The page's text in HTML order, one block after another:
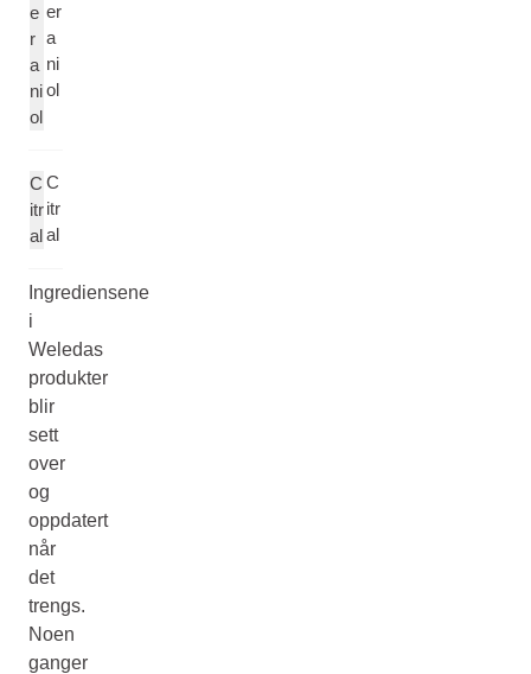
e
r
a
ni
ol
er
a
ni
ol
C
itr
al
C
itr
al
Ingrediensene
i
Weledas
produkter
blir
sett
over
og
oppdatert
når
det
trengs.
Noen
ganger